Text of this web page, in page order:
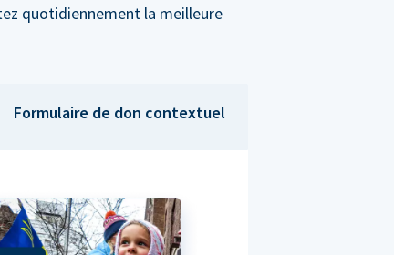
quotidiennement la meilleure
Formulaire de don contextuel